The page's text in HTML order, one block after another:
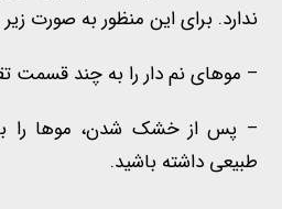
ندارد. برای این منظور به صورت
– موهای نم دار را به چند قسمت
– پس از خشک شدن، موها را باز
طبیعی داشته باشید.